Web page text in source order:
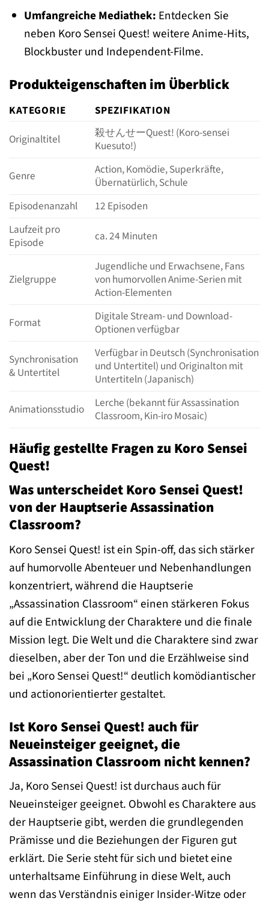
Umfangreiche Mediathek: Entdecken Sie
neben Koro Sensei Quest! weitere Anime-Hits,
Blockbuster und Independent-Filme.
Produkteigenschaften im Überblick
KATEGORIE
SPEZIFIKATION
Originaltitel
殺せんせーQuest! (Koro-sensei
Kuesuto!)
Genre
Action, Komödie, Superkräfte,
Übernatürlich, Schule
Episodenanzahl
12 Episoden
Laufzeit pro
Episode
ca. 24 Minuten
Zielgruppe
Jugendliche und Erwachsene, Fans
von humorvollen Anime-Serien mit
Action-Elementen
Format
Digitale Stream- und Download-
Optionen verfügbar
Synchronisation
& Untertitel
Verfügbar in Deutsch (Synchronisation
und Untertitel) und Originalton mit
Untertiteln (Japanisch)
Animationsstudio
Lerche (bekannt für Assassination
Classroom, Kin-iro Mosaic)
Häufig gestellte Fragen zu Koro Sensei
Quest!
Was unterscheidet Koro Sensei Quest!
von der Hauptserie Assassination
Classroom?
Koro Sensei Quest! ist ein Spin-off, das sich stärker
auf humorvolle Abenteuer und Nebenhandlungen
konzentriert, während die Hauptserie
„Assassination Classroom“ einen stärkeren Fokus
auf die Entwicklung der Charaktere und die finale
Mission legt. Die Welt und die Charaktere sind zwar
dieselben, aber der Ton und die Erzählweise sind
bei „Koro Sensei Quest!“ deutlich komödiantischer
und actionorientierter gestaltet.
Ist Koro Sensei Quest! auch für
Neueinsteiger geeignet, die
Assassination Classroom nicht kennen?
Ja, Koro Sensei Quest! ist durchaus auch für
Neueinsteiger geeignet. Obwohl es Charaktere aus
der Hauptserie gibt, werden die grundlegenden
Prämisse und die Beziehungen der Figuren gut
erklärt. Die Serie steht für sich und bietet eine
unterhaltsame Einführung in diese Welt, auch
wenn das Verständnis einiger Insider-Witze oder